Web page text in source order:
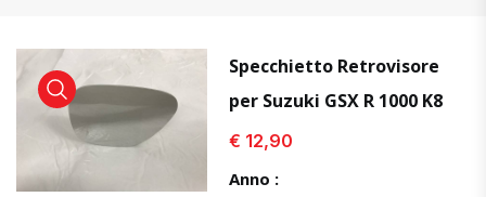
visualizza prodotto visualizza prodotto
Specchietto Retrovisore
per Suzuki GSX R 1000 K8
€ 12,90
Anno :